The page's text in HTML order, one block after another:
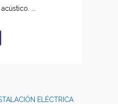
...